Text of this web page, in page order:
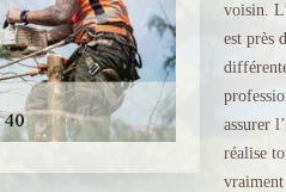
voisin.
est près
assurer
réalise
vraiment